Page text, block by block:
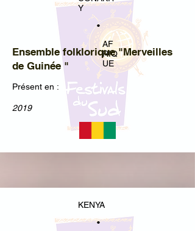
Y
•
AF
RIQ
UE
Ensemble folklorique "Merveilles
de Guinée "
Présent en :
2019
KENYA
•